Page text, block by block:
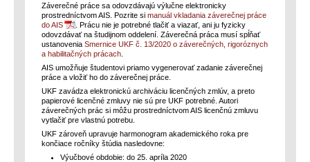
Záverečné práce sa odovzdávajú výlučne elektronicky
prostredníctvom AIS. Pozrite si manuál vkladania záverečnej práce
do AIS
. Prácu nie je potrebné tlačiť a viazať, ani ju fyzicky
odovzdávať na študijnom oddelení. Záverečná práca musí spĺňať
ustanovenia Smernice UKF č. 13/2020 o záverečných, rigoróznych
a habilitačných prácach
AIS umožňuje študentovi priamo vygenerovať zadanie záverečnej
práce a vložiť ho do záverečnej práce.
UKF zavádza elektronickú archiváciu licenčných zmlúv, a preto
papierové licenčné zmluvy nie sú pre UKF potrebné. Autori
záverečných prác si môžu prostredníctvom AIS licenčnú zmluvu
vytlačiť pre vlastnú potrebu.
UKF zároveň upravuje harmonogram akademického roka pre
končiace ročníky štúdia nasledovne:
Výučbové obdobie: do 25. apríla 2020